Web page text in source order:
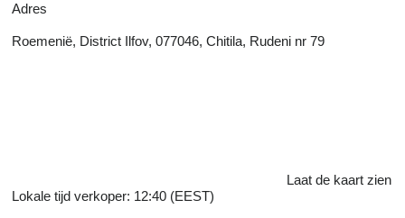
Adres
Roemenië, District Ilfov, 077046, Chitila, Rudeni nr 79
Laat de kaart zien
Lokale tijd verkoper: 12:40 (EEST)